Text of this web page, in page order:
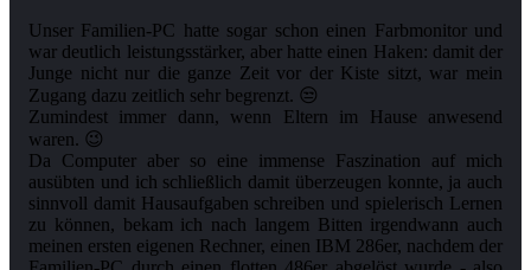
Unser Familien-PC hatte sogar schon einen Farbmonitor und
war deutlich leistungsstärker, aber hatte einen Haken: damit der
Junge nicht nur die ganze Zeit vor der Kiste sitzt, war mein
Zugang dazu zeitlich sehr begrenzt. 😒
Zumindest immer dann, wenn Eltern im Hause anwesend
waren. 😉
Da Computer aber so eine immense Faszination auf mich
ausübten und ich schließlich damit überzeugen konnte, ja auch
sinnvoll damit Hausaufgaben schreiben und spielerisch Lernen
zu können, bekam ich nach langem Bitten irgendwann auch
meinen ersten eigenen Rechner, einen IBM 286er, nachdem der